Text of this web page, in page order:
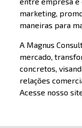
marketing,
maneiras para
A Magnus
mercado,
concretos,
relações
Acesse nosso